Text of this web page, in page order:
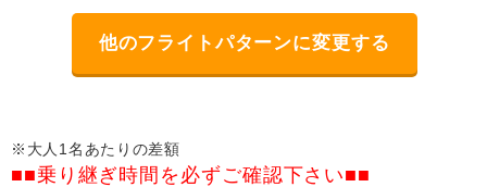
他のフライトパターンに変更する
※大人1名あたりの差額
■■乗り継ぎ時間を必ずご確認下さい■■